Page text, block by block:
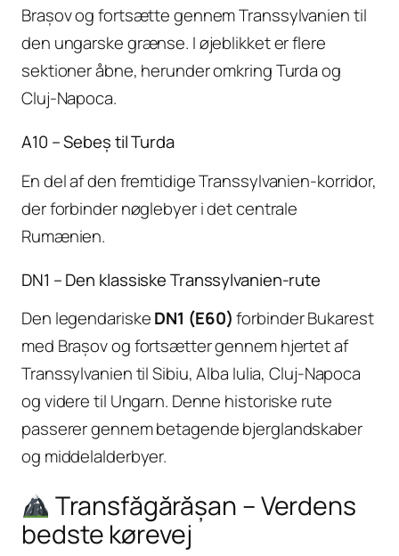
Brașov og fortsætte gennem Transsylvanien til
den ungarske grænse. I øjeblikket er flere
sektioner åbne, herunder omkring Turda og
Cluj-Napoca.
A10 – Sebeș til Turda
En del af den fremtidige Transsylvanien-korridor,
der forbinder nøglebyer i det centrale
Rumænien.
DN1 – Den klassiske Transsylvanien-rute
Den legendariskeDN1 (E60)forbinder Bukarest
med Brașov og fortsætter gennem hjertet af
Transsylvanien til Sibiu, Alba Iulia, Cluj-Napoca
og videre til Ungarn. Denne historiske rute
passerer gennem betagende bjerglandskaber
og middelalderbyer.
Transfăgărășan – Verdens
bedste kørevej